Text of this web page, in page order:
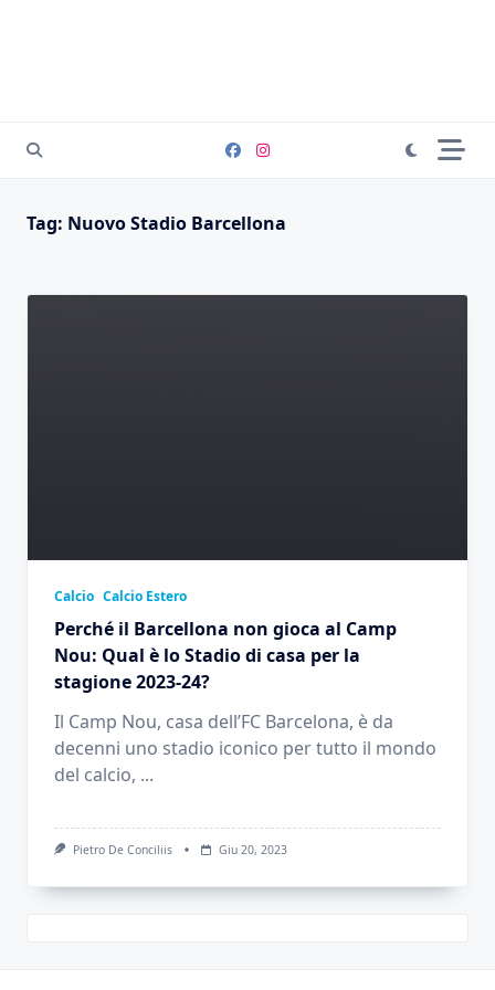
Tag: Nuovo Stadio Barcellona
Calcio Calcio Estero
Perché il Barcellona non gioca al Camp
Nou: Qual è lo Stadio di casa per la
stagione 2023-24?
Il Camp Nou, casa dell’FC Barcelona, è da
decenni uno stadio iconico per tutto il mondo
del calcio, ...
Pietro De Conciliis Giu 20, 2023